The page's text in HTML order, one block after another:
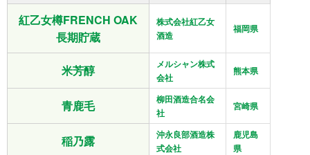
紅乙女樽FRENCH OAK
長期貯蔵
株式会社紅乙女
酒造
福岡県
米芳醇
メルシャン株式
会社
熊本県
青鹿毛
柳田酒造合名会
社
宮崎県
稲乃露
沖永良部酒造株
式会社
鹿児島
県